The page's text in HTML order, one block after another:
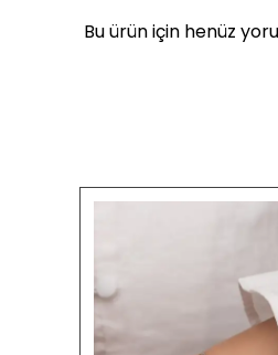
Bu ürün için henüz